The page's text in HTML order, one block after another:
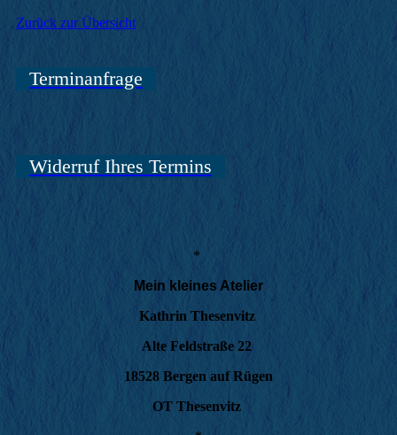
Zurück zur Übersicht
Terminanfrage
Widerruf Ihres Termins
*
Mein kleines Atelier
Kathrin Thesenvitz
Alte Feldstraße 22
18528 Bergen auf Rügen
OT Thesenvitz